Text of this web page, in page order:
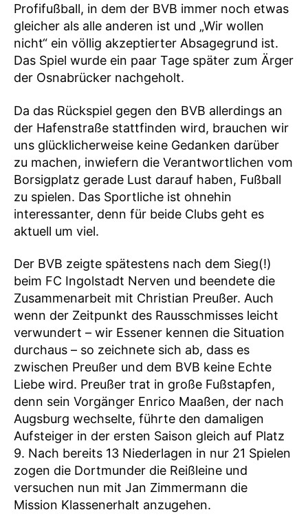
Profifußball, in dem der BVB immer noch etwas
gleicher als alle anderen ist und „Wir wollen
nicht“ ein völlig akzeptierter Absagegrund ist.
Das Spiel wurde ein paar Tage später zum Ärger
der Osnabrücker nachgeholt.
Da das Rückspiel gegen den BVB allerdings an
der Hafenstraße stattfinden wird, brauchen wir
uns glücklicherweise keine Gedanken darüber
zu machen, inwiefern die Verantwortlichen vom
Borsigplatz gerade Lust darauf haben, Fußball
zu spielen. Das Sportliche ist ohnehin
interessanter, denn für beide Clubs geht es
aktuell um viel.
Der BVB zeigte spätestens nach dem Sieg(!)
beim FC Ingolstadt Nerven und beendete die
Zusammenarbeit mit Christian Preußer. Auch
wenn der Zeitpunkt des Rausschmisses leicht
verwundert – wir Essener kennen die Situation
durchaus – so zeichnete sich ab, dass es
zwischen Preußer und dem BVB keine Echte
Liebe wird. Preußer trat in große Fußstapfen,
denn sein Vorgänger Enrico Maaßen, der nach
Augsburg wechselte, führte den damaligen
Aufsteiger in der ersten Saison gleich auf Platz
9. Nach bereits 13 Niederlagen in nur 21 Spielen
zogen die Dortmunder die Reißleine und
versuchen nun mit Jan Zimmermann die
Mission Klassenerhalt anzugehen.